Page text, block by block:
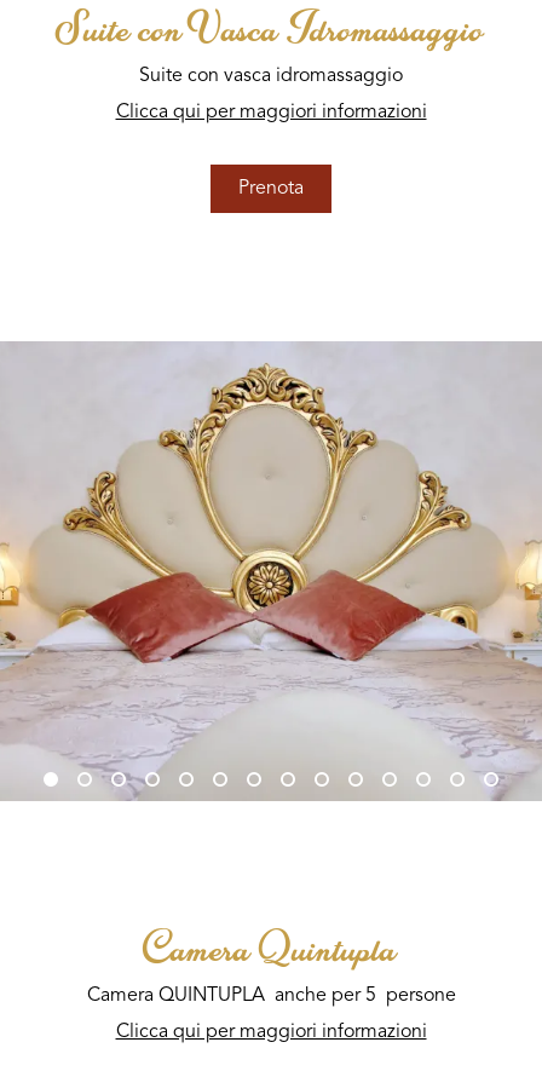
Suite con Vasca Idromassaggio
Suite con vasca idromassaggio
Clicca qui per maggiori informazioni
Prenota
Camera Quintupla
Camera QUINTUPLA anche per 5 persone
Clicca qui per maggiori informazioni